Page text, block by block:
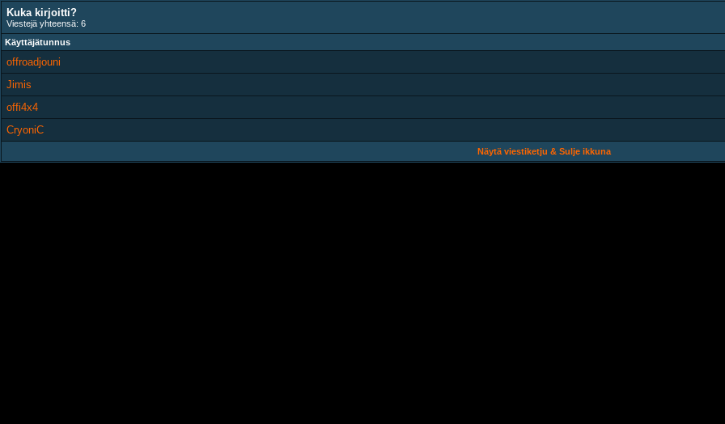
Kuka kirjoitti?
Viestejä yhteensä: 6
Käyttäjätunnus
offroadjouni
Jimis
offi4x4
CryoniC
Näytä viestiketju & Sulje ikkuna